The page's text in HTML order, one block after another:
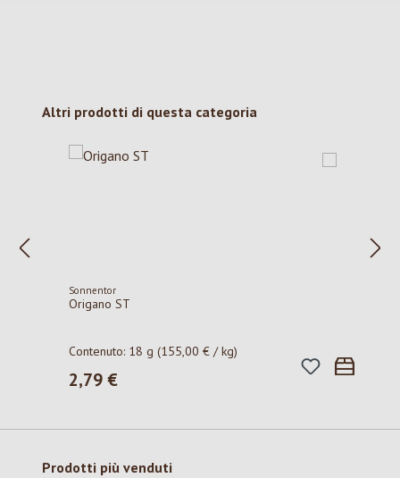
Salta la galleria dei prodotti
Altri prodotti di questa categoria
Sonnentor
Origano ST
Contenuto: 18 g(155,00 € / kg)
Prezzo normale:
2,79 €
Salta la galleria dei prodotti
Prodotti più venduti